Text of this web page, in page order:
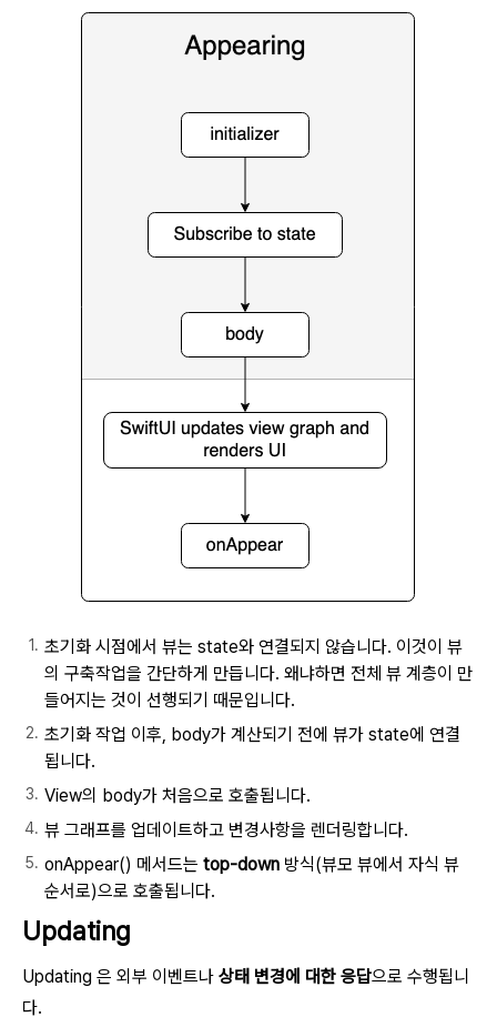
초기화 시점에서 뷰는 state와 연결되지 않습니다. 이것이 뷰
의 구축작업을 간단하게 만듭니다. 왜냐하면 전체 뷰 계층이 만
들어지는 것이 선행되기 때문입니다.
초기화 작업 이후, body가 계산되기 전에 뷰가 state에 연결
됩니다.
View의 body가 처음으로 호출됩니다.
뷰 그래프를 업데이트하고 변경사항을 렌더링합니다.
onAppear() 메서드는 top-down 방식(뷰모 뷰에서 자식 뷰
순서로)으로 호출됩니다.
Updating
Updating 은 외부 이벤트나 상태 변경에 대한 응답으로 수행됩니
다.